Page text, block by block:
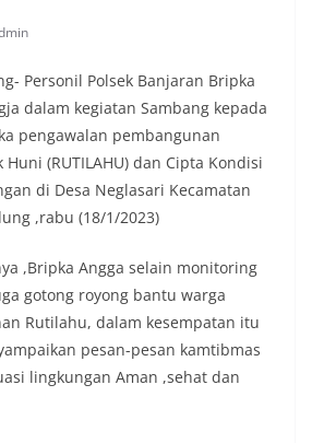
Personil Polsek Banjaran Bripka
dalam kegiatan Sambang kepada
pengawalan pembangunan
Huni (RUTILAHU) dan Cipta Kondisi
di Desa Neglasari Kecamatan
,rabu (18/1/2023)
,Bripka Angga selain monitoring
gotong royong bantu warga
Rutilahu, dalam kesempatan itu
pesan-pesan kamtibmas
lingkungan Aman ,sehat dan